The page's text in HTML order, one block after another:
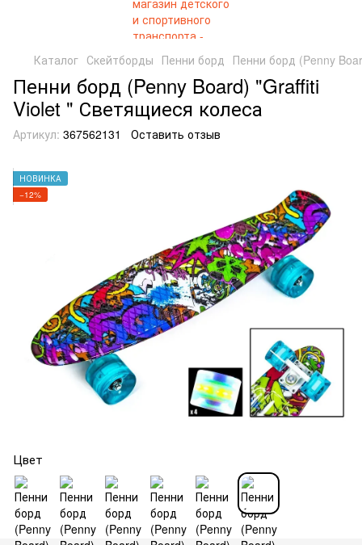
Каталог Скейтборды Пенни борд Пенни борд (Penny
Пенни борд (Penny Board) "Graffiti
Violet " Светящиеся колеса
Артикул: 367562131 Оставить отзыв
НОВИНКА
−12%
Цвет